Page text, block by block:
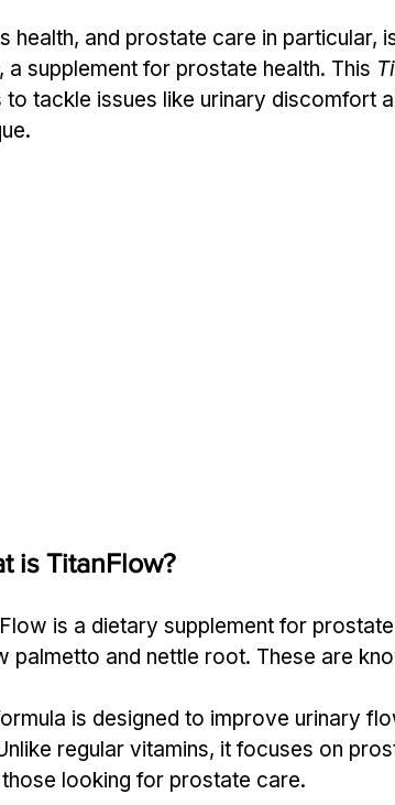
health, and prostate care in particular,
, a supplement for prostate health. This
to tackle issues like urinary discomfort
is TitanFlow?
is a dietary supplement for
palmetto and nettle root. These are
is designed to improve urinary
regular vitamins, it focuses on
those looking for prostate care.